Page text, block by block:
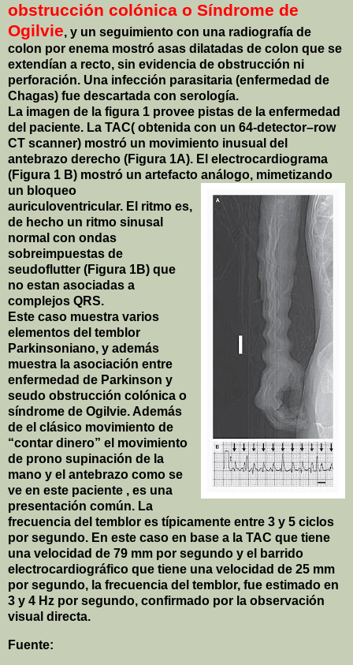
obstrucción colónica o Síndrome de
Ogilvie, y un seguimiento con una radiografía de
colon por enema mostró asas dilatadas de colon que se
extendían a recto, sin evidencia de obstrucción ni
perforación. Una infección parasitaria (enfermedad de
Chagas) fue descartada con serología.
La imagen de la figura 1 provee pistas de la enfermedad
del paciente. La TAC( obtenida con un 64-detector–row
CT scanner) mostró un movimiento inusual del
antebrazo derecho (Figura 1A). El electrocardiograma
(Figura 1 B) mostró un artefacto análogo, mimetizando
un bloqueo
auriculoventricular. El ritmo es,
de hecho un ritmo sinusal
normal con ondas
sobreimpuestas de
seudoflutter (Figura 1B) que
no estan asociadas a
complejos QRS.
Este caso muestra varios
elementos del temblor
Parkinsoniano, y además
muestra la asociación entre
enfermedad de Parkinson y
seudo obstrucción colónica o
síndrome de Ogilvie. Además
de el clásico movimiento de
“contar dinero” el movimiento
de prono supinación de la
mano y el antebrazo como se
ve en este paciente , es una
presentación común. La
frecuencia del temblor es típicamente entre 3 y 5 ciclos
por segundo. En este caso en base a la TAC que tiene
una velocidad de 79 mm por segundo y el barrido
electrocardiográfico que tiene una velocidad de 25 mm
por segundo, la frecuencia del temblor, fue estimado en
3 y 4 Hz por segundo, confirmado por la observación
visual directa.
Fuente: